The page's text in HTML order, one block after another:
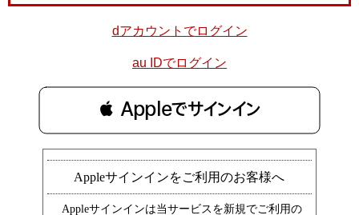
dアカウントでログイン
au IDでログイン
 Appleでサインイン
Appleサインインをご利用のお客様へ
Appleサインインは当サービスを新規でご利用の